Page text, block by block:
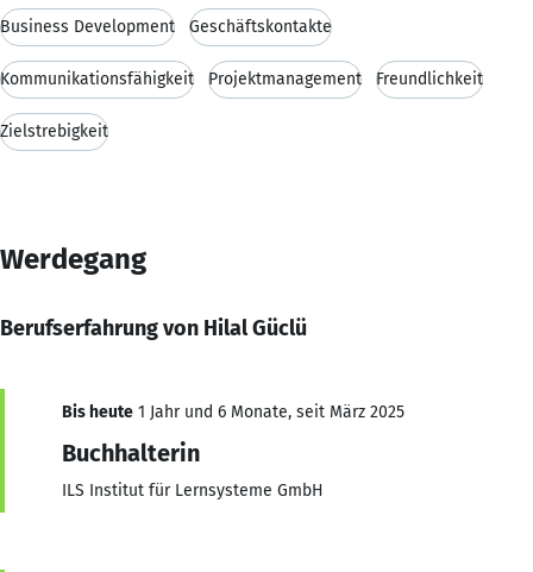
Business Development Geschäftskontakte
Kommunikationsfähigkeit Projektmanagement Freundlichkeit
Zielstrebigkeit
Werdegang
Berufserfahrung von Hilal Güclü
Bis heute 1 Jahr und 6 Monate, seit März 2025
Buchhalterin
ILS Institut für Lernsysteme GmbH